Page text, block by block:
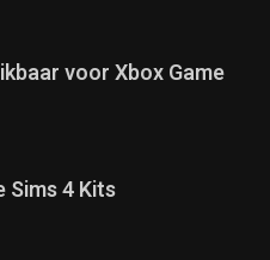
voor Xbox Game
Sims 4 Kits